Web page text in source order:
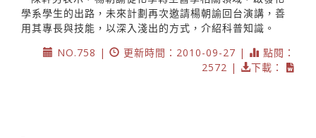
學系學生的出路，未來計劃再次邀請楊朝諭回台演講，善
用其專長與技能，以深入淺出的方式，介紹科普知識。
NO.758 |
更新時間：2010-09-27 |
點閱：
2572 |
下載：